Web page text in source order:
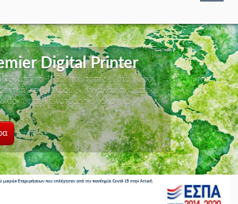
Digital Printer
από το 1995, πρωτοπορεί στο χώρο
μικρού & μεγάλου σχήματος,
σε καινοτόμο τεχνολογικό